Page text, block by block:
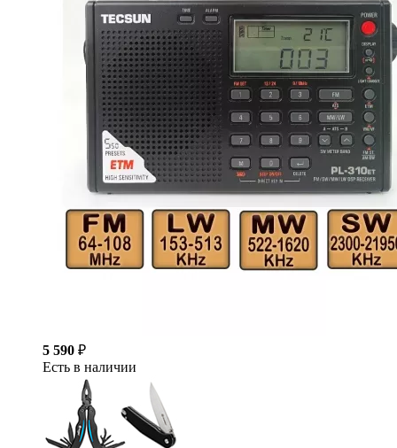
5 590 ₽
Есть в наличии